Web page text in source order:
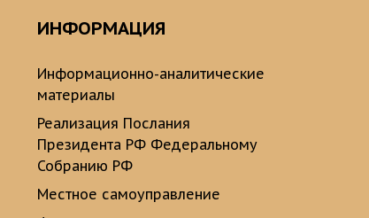
ИНФОРМАЦИЯ
Информационно-аналитические
материалы
Реализация Послания
Президента РФ Федеральному
Собранию РФ
Местное самоуправление